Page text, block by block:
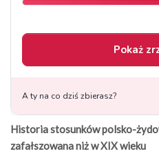
Historia stosunków polsko-
zafałszowana niż w XIX wieku